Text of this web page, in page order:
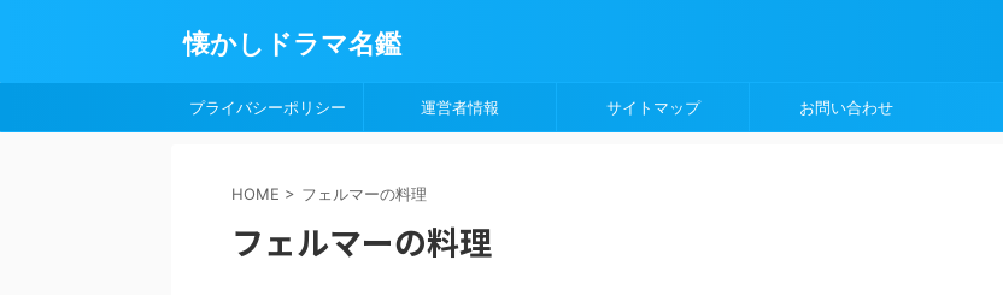
懐かしドラマ名鑑
プライバシーポリシー 運営者情報 サイトマップ お問い合わせ
HOME > フェルマーの料理
フェルマーの料理